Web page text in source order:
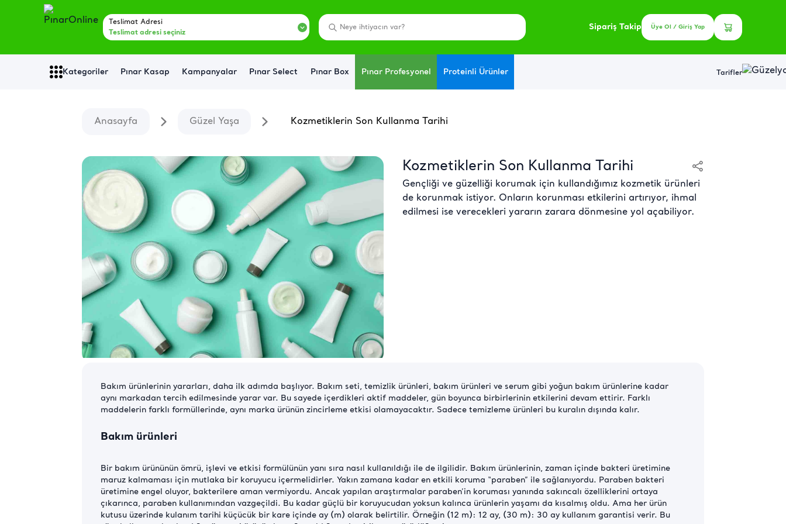
Teslimat Adresi
Teslimat adresi seçiniz
Sipariş Takip Üye Ol / Giriş Yap
Kategoriler Pınar Kasap Kampanyalar Pınar Select Pınar Box Pınar Profesyonel Proteinli Ürünler Tarifler
Anasayfa Güzel Yaşa Kozmetiklerin Son Kullanma Tarihi
Kozmetiklerin Son Kullanma Tarihi
Gençliği ve güzelliği korumak için kullandığımız kozmetik ürünleri
de korunmak istiyor. Onların korunması etkilerini artırıyor, ihmal
edilmesi ise verecekleri yararın zarara dönmesine yol açabiliyor.
Bakım ürünlerinin yararları, daha ilk adımda başlıyor. Bakım seti, temizlik ürünleri, bakım ürünleri ve serum gibi yoğun bakım ürünlerine kadar
aynı markadan tercih edilmesinde yarar var. Bu sayede içerdikleri aktif maddeler, gün boyunca birbirlerinin etkilerini devam ettirir. Farklı
maddelerin farklı formüllerinde, aynı marka ürünün zincirleme etkisi olamayacaktır. Sadece temizleme ürünleri bu kuralın dışında kalır.
Bakım ürünleri
Bir bakım ürününün ömrü, işlevi ve etkisi formülünün yanı sıra nasıl kullanıldığı ile de ilgilidir. Bakım ürünlerinin, zaman içinde bakteri üretimine
maruz kalmaması için mutlaka bir koruyucu içermelidirler. Yakın zamana kadar en etkili koruma “paraben” ile sağlanıyordu. Paraben bakteri
üretimine engel oluyor, bakterilere aman vermiyordu. Ancak yapılan araştırmalar paraben’in koruması yanında sakıncalı özelliklerini ortaya
çıkarınca, paraben kullanımından vazgeçildi. Bu kadar güçlü bir koruyucudan yoksun kalınca ürünlerin yaşamı da kısalmış oldu. Ama her ürün
kutusu üzerinde kulanım tarihi küçücük bir kare içinde ay (m) olarak belirtilir. Örneğin (12 m): 12 ay, (30 m): 30 ay kullanım garantisi verir. Bu